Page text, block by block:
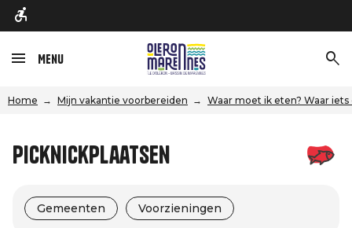
Menu
Home Mijn vakantie voorbereiden Waar moet ik eten? Waar iets
Picknickplaatsen
Gemeenten Voorzieningen